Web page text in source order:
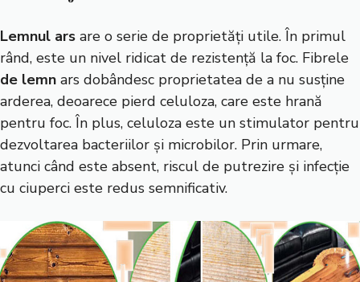
Lemnul ars are o serie de proprietăți utile. În primul
rând, este un nivel ridicat de rezistență la foc. Fibrele
de lemn ars dobândesc proprietatea de a nu susține
arderea, deoarece pierd celuloza, care este hrană
pentru foc. În plus, celuloza este un stimulator pentru
dezvoltarea bacteriilor și microbilor. Prin urmare,
atunci când este absent, riscul de putrezire și infecție
cu ciuperci este redus semnificativ.